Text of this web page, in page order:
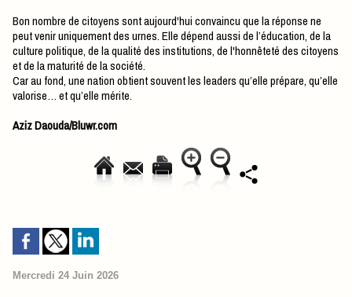
Bon nombre de citoyens sont aujourd'hui convaincu que la réponse ne
peut venir uniquement des urnes. Elle dépend aussi de l’éducation, de la
culture politique, de la qualité des institutions, de l'honnêteté des citoyens
et de la maturité de la société.
Car au fond, une nation obtient souvent les leaders qu’elle prépare, qu’elle
valorise… et qu’elle mérite.
Aziz Daouda/Bluwr.com
Mercredi 24 Juin 2026